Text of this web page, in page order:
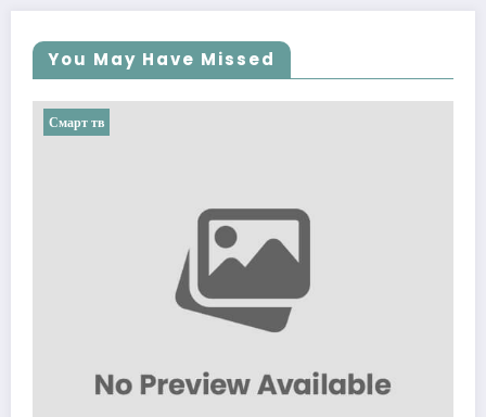
You May Have Missed
Смарт тв